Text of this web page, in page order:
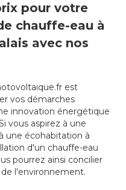
pour votre
chauffe-eau à
avec nos
est
vos démarches
innovation énergétique
vous aspirez à une
une écohabitation à
d'un chauffe-eau
pourrez ainsi concilier
l'environnement.